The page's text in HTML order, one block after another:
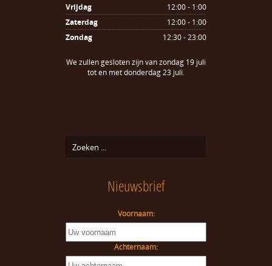
Vrijdag
12:00 - 1:00
Zaterdag
12:00 - 1:00
Zondag
12:30 - 23:00
We zullen gesloten zijn van zondag 19 juli
tot en met donderdag 23 juli.
Nieuwsbrief
Voornaam:
Achternaam: